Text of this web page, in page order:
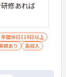
修あれば
年間休日110日以上
績あり
高収入